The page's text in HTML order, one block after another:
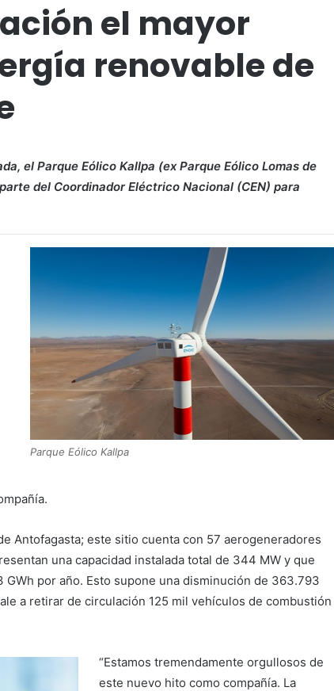
el mayor
renovable de
el Parque Eólico Kallpa (ex Parque Eólico Lomas de
del Coordinador Eléctrico Nacional (CEN) para
Parque Eólico Kallpa
Antofagasta; este sitio cuenta con 57 aerogeneradores
una capacidad instalada total de 344 MW y que
por año. Esto supone una disminución de 363.793
a retirar de circulación 125 mil vehículos de combustión
“Estamos tremendamente orgullosos de
este nuevo hito como compañía. La